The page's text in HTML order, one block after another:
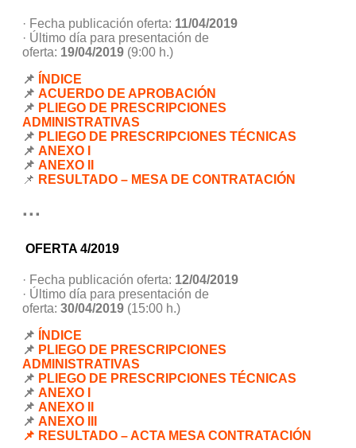
· Fecha publicación oferta: 11/04/2019
· Último día para presentación de
oferta: 19/04/2019 (9:00 h.)
📌
ÍNDICE
📌 ACUERDO DE APROBACIÓN
📌 PLIEGO DE PRESCRIPCIONES
ADMINISTRATIVAS
📌 PLIEGO DE PRESCRIPCIONES TÉCNICAS
📌 ANEXO I
📌 ANEXO II
📌 RESULTADO – MESA DE CONTRATACIÓN
···
OFERTA 4/2019
· Fecha publicación oferta: 12/04/2019
· Último día para presentación de
oferta: 30/04/2019 (15:00 h.)
📌
ÍNDICE
📌 PLIEGO DE PRESCRIPCIONES
ADMINISTRATIVAS
📌 PLIEGO DE PRESCRIPCIONES TÉCNICAS
📌 ANEXO I
📌 ANEXO II
📌 ANEXO III
📌 RESULTADO – ACTA MESA CONTRATACIÓN